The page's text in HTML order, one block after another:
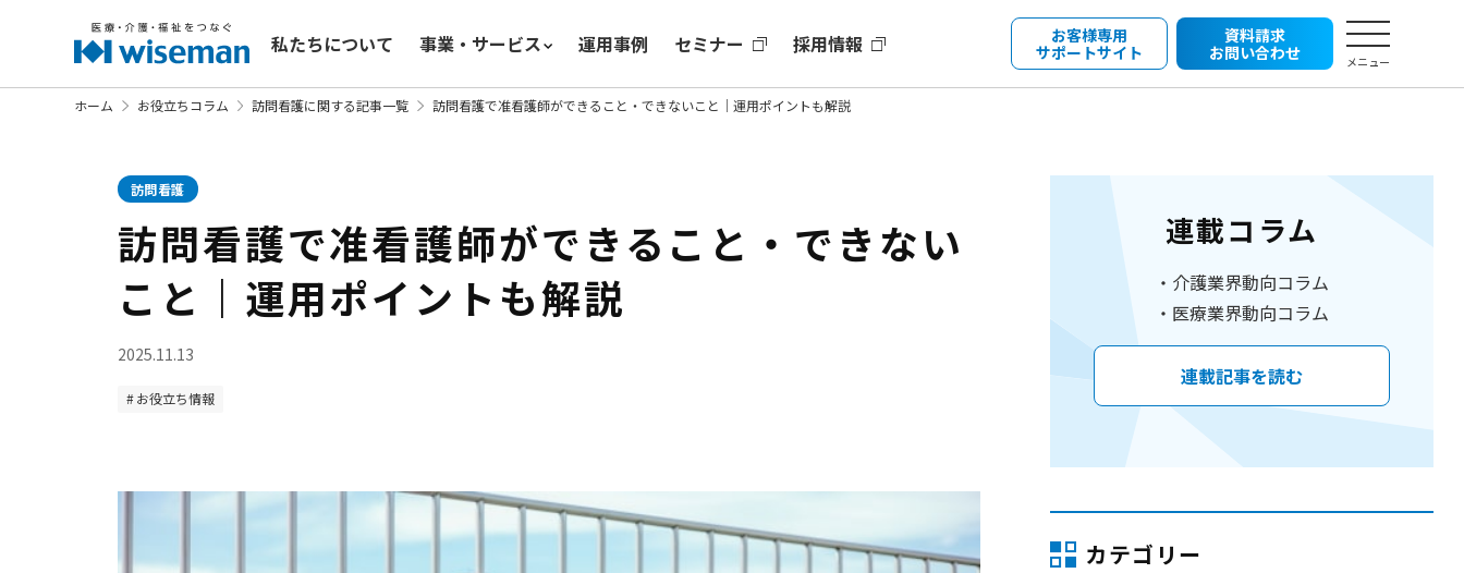
私たちについて 事業・サービス 運用事例 セミナー 採用情報
お客様専用
サポートサイト
資料請求
お問い合わせ
メニュー
ホーム お役立ちコラム 訪問看護に関する記事一覧 訪問看護で准看護師ができること・できないこと｜運用ポイントも解説
訪問看護
訪問看護で准看護師ができること・できない
こと｜運用ポイントも解説
2025.11.13
お役立ち情報
連載コラム
介護業界動向コラム
医療業界動向コラム
連載記事を読む
カテゴリー